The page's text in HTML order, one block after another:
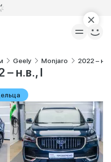
Geely Monjaro 2022 –
– н.в., I